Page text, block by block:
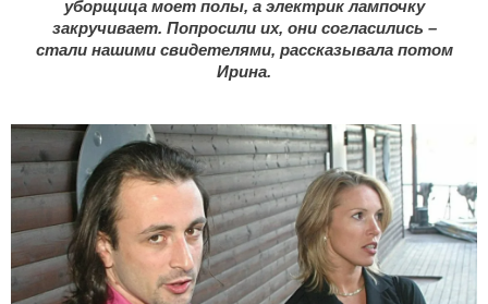
уборщица моет полы, а электрик лампочку
закручивает. Попросили их, они согласились –
стали нашими свидетелями, рассказывала потом
Ирина.